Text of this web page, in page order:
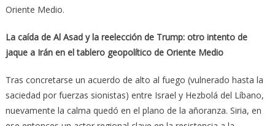
Oriente Medio.
La caída de Al Asad y la reelección de Trump: otro intento de
jaque a Irán en el tablero geopolítico de Oriente Medio
Tras concretarse un acuerdo de alto al fuego (vulnerado hasta la
saciedad por fuerzas sionistas) entre Israel y Hezbolá del Líbano,
nuevamente la calma quedó en el plano de la añoranza. Siria, en